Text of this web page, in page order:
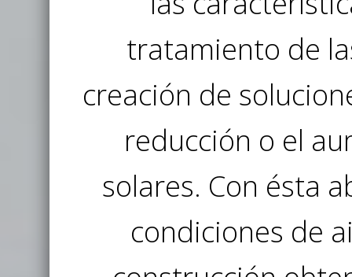
tratamiento de
creación de
reducción o el
solares. Con ésta
condiciones de